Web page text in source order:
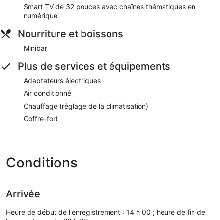
Smart TV de 32 pouces avec chaînes thématiques en
numérique
Nourriture et boissons
Minibar
Plus de services et équipements
Adaptateurs électriques
Air conditionné
Chauffage (réglage de la climatisation)
Coffre-fort
Conditions
Arrivée
Heure de début de l'enregistrement : 14 h 00 ; heure de fin de